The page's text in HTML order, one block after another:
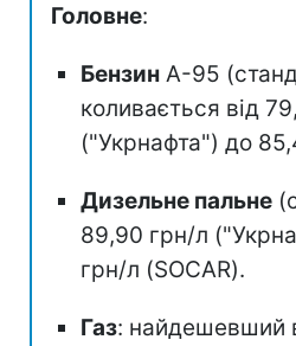
Головне:
Бензин А-95
коливається від
("Укрнафта") до
Дизельне пальне
89,90 грн/л
грн/л (SOCAR).
Газ: найдешевший